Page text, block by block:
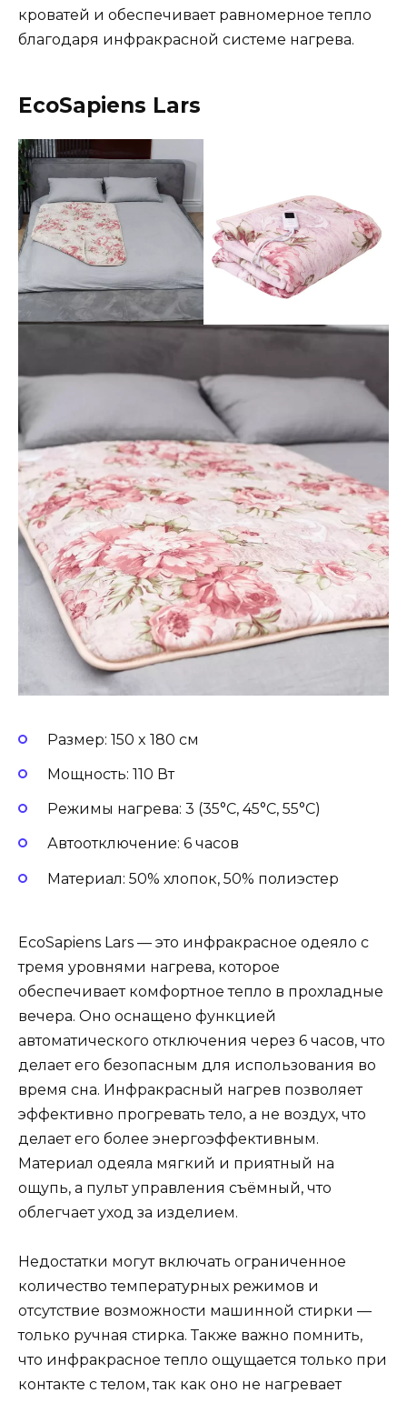
кроватей и обеспечивает равномерное тепло
благодаря инфракрасной системе нагрева.
EcoSapiens Lars
Размер: 150 x 180 см
Мощность: 110 Вт
Режимы нагрева: 3 (35°C, 45°C, 55°C)
Автоотключение: 6 часов
Материал: 50% хлопок, 50% полиэстер
EcoSapiens Lars — это инфракрасное одеяло с
тремя уровнями нагрева, которое
обеспечивает комфортное тепло в прохладные
вечера. Оно оснащено функцией
автоматического отключения через 6 часов, что
делает его безопасным для использования во
время сна. Инфракрасный нагрев позволяет
эффективно прогревать тело, а не воздух, что
делает его более энергоэффективным.
Материал одеяла мягкий и приятный на
ощупь, а пульт управления съёмный, что
облегчает уход за изделием.
Недостатки могут включать ограниченное
количество температурных режимов и
отсутствие возможности машинной стирки —
только ручная стирка. Также важно помнить,
что инфракрасное тепло ощущается только при
контакте с телом, так как оно не нагревает